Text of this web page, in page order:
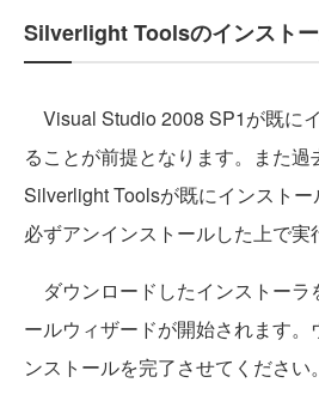
Silverlight Toolsのインスト
Visual Studio 2008 SP1が既に
ることが前提となります。また
Silverlight Toolsが既にインストー
必ずアンインストールした上で実
ダウンロードしたインストーラ
ールウィザードが開始されます。
ンストールを完了させてください。